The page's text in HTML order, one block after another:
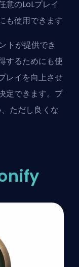
意のLoLプレイ
も使用できます
トが提供でき
するためにも使
レイを向上させ
できます。 プ
ただし良くな